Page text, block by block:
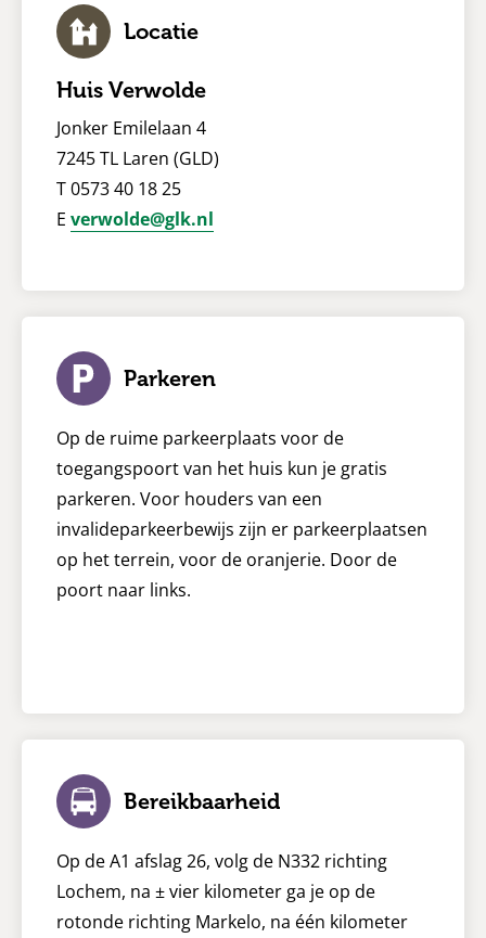
Locatie
Huis Verwolde
Jonker Emilelaan 4
7245 TL Laren (GLD)
T 0573 40 18 25
E verwolde@glk.nl
Parkeren
Op de ruime parkeerplaats voor de
toegangspoort van het huis kun je gratis
parkeren. Voor houders van een
invalideparkeerbewijs zijn er parkeerplaatsen
op het terrein, voor de oranjerie. Door de
poort naar links.
Bereikbaarheid
Op de A1 afslag 26, volg de N332 richting
Lochem, na ± vier kilometer ga je op de
rotonde richting Markelo, na één kilometer